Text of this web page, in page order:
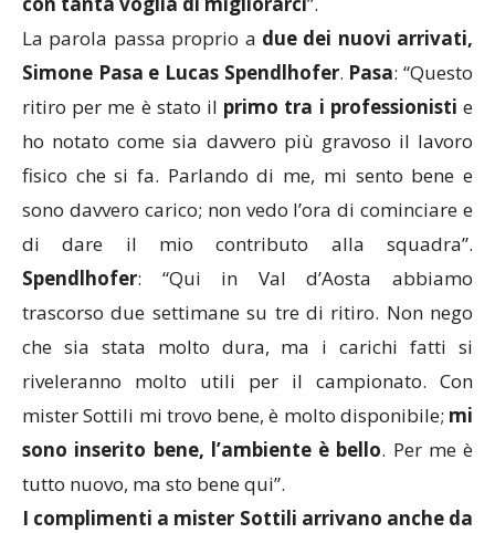
La parola passa proprio a due dei nuovi arrivati,
Simone Pasa e Lucas Spendlhofer. Pasa: “Questo
ritiro per me è stato il primo tra i professionisti e
ho notato come sia davvero più gravoso il lavoro
fisico che si fa. Parlando di me, mi sento bene e
sono davvero carico; non vedo l’ora di cominciare e
di dare il mio contributo alla squadra”.
Spendlhofer: “Qui in Val d’Aosta abbiamo
trascorso due settimane su tre di ritiro. Non nego
che sia stata molto dura, ma i carichi fatti si
riveleranno molto utili per il campionato. Con
mister Sottili mi trovo bene, è molto disponibile; mi
sono inserito bene, l’ambiente è bello. Per me è
tutto nuovo, ma sto bene qui”.
I complimenti a mister Sottili arrivano anche da